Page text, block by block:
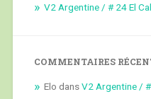
V2 Argentine / # 24 El
COMMENTAIRES
Elo dansV2 Argentine /